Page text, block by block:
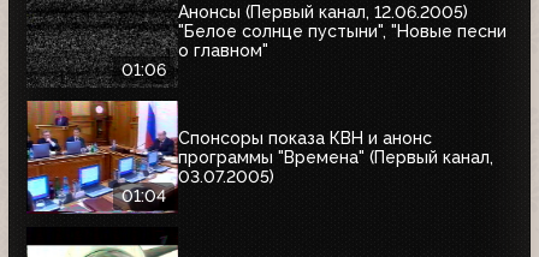
01:06
Анонсы (Первый канал, 12.06.2005)
"Белое солнце пустыни", "Новые песни
о главном"
01:04
Спонсоры показа КВН и анонс
программы "Времена" (Первый канал,
03.07.2005)